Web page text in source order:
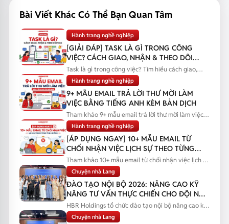
Bài Viết Khác Có Thể Bạn Quan Tâm
Hành trang nghề nghiệp
[GIẢI ĐÁP] TASK LÀ GÌ TRONG CÔNG
VIỆC? CÁCH GIAO, NHẬN & THEO DÕI
TASK
Task là gì trong công việc? Tìm hiểu cách giao,
nhận và theo dõi task...
Hành trang nghề nghiệp
9+ MẪU EMAIL TRẢ LỜI THƯ MỜI LÀM
VIỆC BẰNG TIẾNG ANH KÈM BẢN DỊCH
Tham khảo 9+ mẫu email trả lời thư mời làm việc
bằng tiếng Anh kèm bản...
Hành trang nghề nghiệp
[ÁP DỤNG NGAY] 10+ MẪU EMAIL TỪ
CHỐI NHẬN VIỆC LỊCH SỰ THEO TỪNG
TÌNH HUỐNG
Tham khảo 10+ mẫu email từ chối nhận việc lịch sự
theo từng tình huống...
Chuyện nhà Lang
ĐÀO TẠO NỘI BỘ 2026: NÂNG CAO KỸ
NĂNG TƯ VẤN THỰC CHIẾN CHO ĐỘI NGŨ
SALES
HBR Holdings tổ chức đào tạo nội bộ nâng cao kỹ
năng tư vấn thực chiến...
Chuyện nhà Lang